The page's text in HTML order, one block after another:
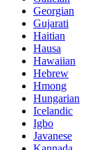
Georgian
Gujarati
Haitian
Hausa
Hawaiian
Hebrew
Hmong
Hungarian
Icelandic
Igbo
Javanese